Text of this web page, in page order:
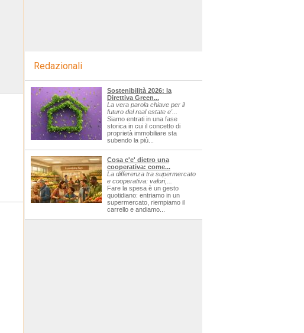
Redazionali
Sostenibilità 2026: la
Direttiva Green...
La vera parola chiave per il
futuro del real estate e'...
Siamo entrati in una fase
storica in cui il concetto di
proprietà immobiliare sta
subendo la più...
Cosa c'e' dietro una
cooperativa: come...
La differenza tra supermercato
e cooperativa: valori,...
Fare la spesa è un gesto
quotidiano: entriamo in un
supermercato, riempiamo il
carrello e andiamo...